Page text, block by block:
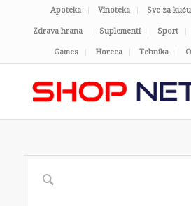
Apoteka Vinoteka Sve za kuću
Zdrava hrana Suplementi Sport
Games Horeca Tehnika